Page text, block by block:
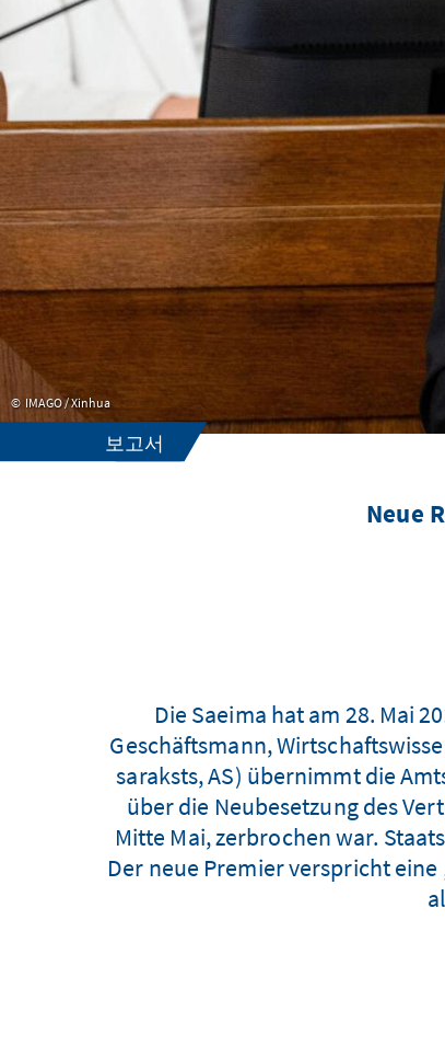
IMAGO / Xinhua
보고서
Neue
Die Saeima hat am 28. Mai
Geschäftsmann,
saraksts, AS) übernimmt die
über die Neubesetzung des
Mitte Mai, zerbrochen war.
Der neue Premier verspricht